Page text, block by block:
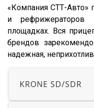
SV24
SW24
NW
«Компания СТТ-Авто»
и
площадках. Вся
брендов
надежная,
KRONE SD/SDR